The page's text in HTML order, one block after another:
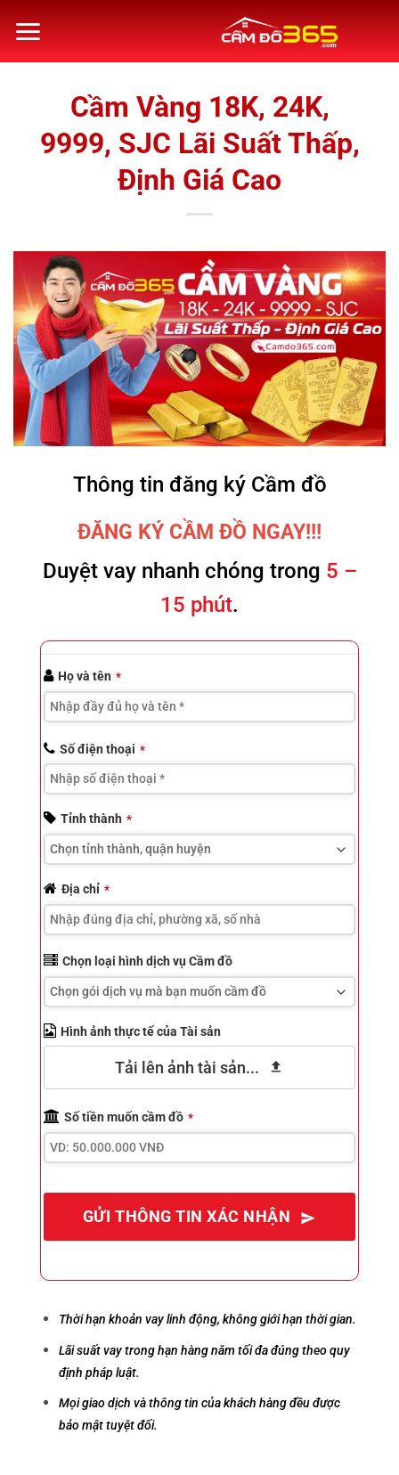
qua
Cầm Vàng 18K, 24K,
9999, SJC Lãi Suất Thấp,
Định Giá Cao
Thông tin đăng ký Cầm đồ
ĐĂNG KÝ CẦM ĐỒ NGAY!!!
Duyệt vay nhanh chóng trong 5 –
15 phút.
Website
URL *
Họ và tên *
Số điện thoại *
Tỉnh thành *
Địa chỉ *
Chọn loại hình dịch vụ Cầm đồ
Hình ảnh thực tế của Tài sản
Tải lên ảnh tài sản...
Số tiền muốn cầm đồ *
GỬI THÔNG TIN XÁC NHẬN
Thời hạn khoản vay linh động, không giới hạn thời gian.
Lãi suất vay trong hạn hàng năm tối đa đúng theo quy
định pháp luật.
Mọi giao dịch và thông tin của khách hàng đều được
bảo mật tuyệt đối.